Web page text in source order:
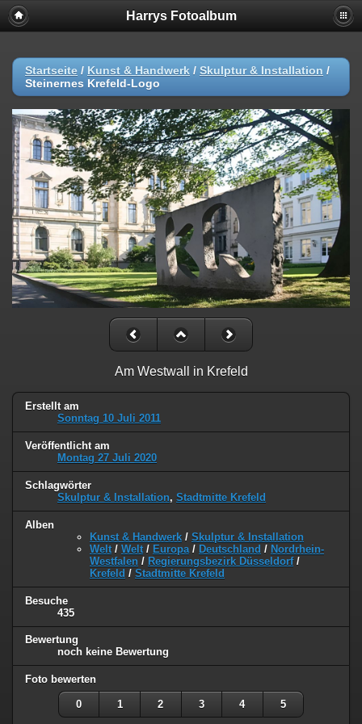
Harrys Fotoalbum
Startseite / Kunst & Handwerk / Skulptur & Installation /
Steinernes Krefeld-Logo
Am Westwall in Krefeld
Erstellt am
Sonntag 10 Juli 2011
Veröffentlicht am
Montag 27 Juli 2020
Schlagwörter
Skulptur & Installation, Stadtmitte Krefeld
Alben
Kunst & Handwerk / Skulptur & Installation
Welt / Welt / Europa / Deutschland / Nordrhein-
Westfalen / Regierungsbezirk Düsseldorf/
Krefeld / Stadtmitte Krefeld
Besuche
435
Bewertung
noch keine Bewertung
Foto bewerten
0 1 2 3 4 5